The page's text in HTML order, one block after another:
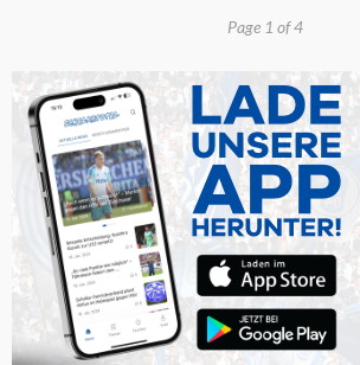
Page 1 of 4